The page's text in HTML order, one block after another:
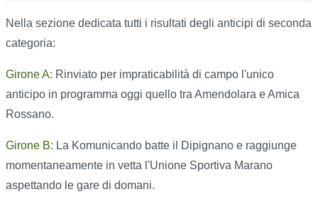
Nella sezione dedicata tutti i risultati degli anticipi di seconda
categoria:
Girone A: Rinviato per impraticabilità di campo l'unico
anticipo in programma oggi quello tra Amendolara e Amica
Rossano.
Girone B: La Komunicando batte il Dipignano e raggiunge
momentaneamente in vetta l'Unione Sportiva Marano
aspettando le gare di domani.